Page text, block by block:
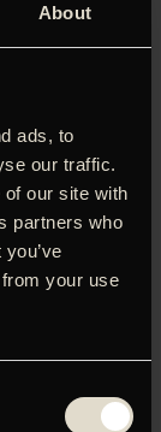
About
ads, to
our traffic.
our site with
partners who
your use
Oscar-
livsfrise, der
uskyldstab
de små,
tid. Med sin
og
leveret et